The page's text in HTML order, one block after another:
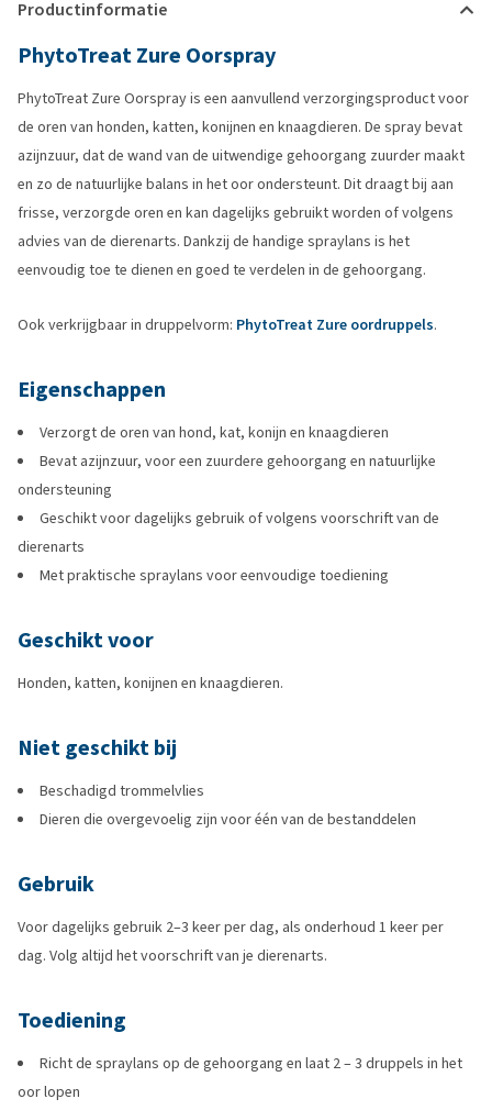
Productinformatie
PhytoTreat Zure Oorspray
PhytoTreat Zure Oorspray is een aanvullend verzorgingsproduct voor
de oren van honden, katten, konijnen en knaagdieren. De spray bevat
azijnzuur, dat de wand van de uitwendige gehoorgang zuurder maakt
en zo de natuurlijke balans in het oor ondersteunt. Dit draagt bij aan
frisse, verzorgde oren en kan dagelijks gebruikt worden of volgens
advies van de dierenarts. Dankzij de handige spraylans is het
eenvoudig toe te dienen en goed te verdelen in de gehoorgang.
Ook verkrijgbaar in druppelvorm: PhytoTreat Zure oordruppels.
Eigenschappen
Verzorgt de oren van hond, kat, konijn en knaagdieren
Bevat azijnzuur, voor een zuurdere gehoorgang en natuurlijke
ondersteuning
Geschikt voor dagelijks gebruik of volgens voorschrift van de
dierenarts
Met praktische spraylans voor eenvoudige toediening
Geschikt voor
Honden, katten, konijnen en knaagdieren.
Niet geschikt bij
Beschadigd trommelvlies
Dieren die overgevoelig zijn voor één van de bestanddelen
Gebruik
Voor dagelijks gebruik 2–3 keer per dag, als onderhoud 1 keer per
dag. Volg altijd het voorschrift van je dierenarts.
Toediening
Richt de spraylans op de gehoorgang en laat 2 – 3 druppels in het
oor lopen